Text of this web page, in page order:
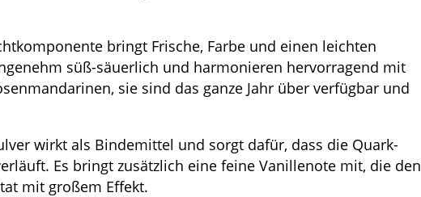
bringt Frische, Farbe und einen leichten
süß-säuerlich und harmonieren hervorragend mit
sie sind das ganze Jahr über verfügbar und
wirkt als Bindemittel und sorgt dafür, dass die Quark-
Es bringt zusätzlich eine feine Vanillenote mit, die den
mit großem Effekt.